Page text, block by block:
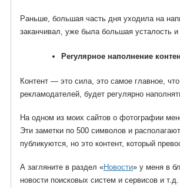
Раньше, большая часть дня уходила на
заканчивал, уже была большая усталость
Регулярное наполнение
Контент — это сила, это самое главное,
рекламодателей, будет регулярно
На одном из моих сайтов о фотографии
Эти заметки по 500 символов и
публикуются, но это контент, который
А загляните в раздел «Новости» у меня в
новости поисковых систем и сервисов и